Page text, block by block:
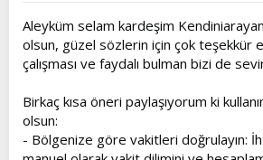
Aleyküm selam kardeşim
olsun, güzel sözlerin için çok teşekkür
çalışması ve faydalı bulman bizi de
Birkaç kısa öneri paylaşıyorum ki
olsun:
- Bölgenize göre vakitleri doğrulayın: